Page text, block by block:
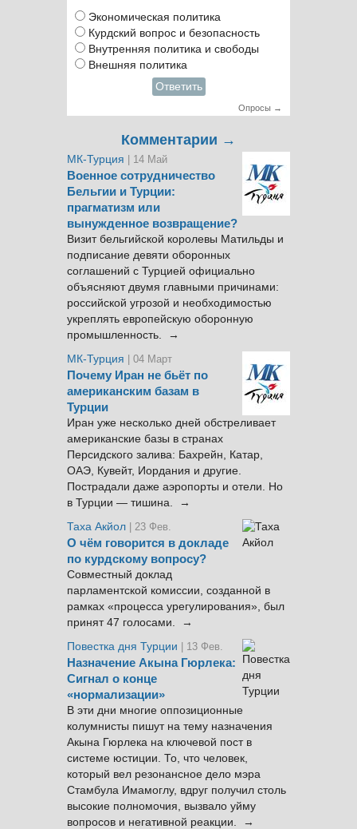
Экономическая политика
Курдский вопрос и безопасность
Внутренняя политика и свободы
Внешняя политика
Ответить
Опросы →
Комментарии →
МК-Турция | 14 Май
Военное сотрудничество
Бельгии и Турции:
прагматизм или
вынужденное возвращение?
Визит бельгийской королевы Матильды и
подписание девяти оборонных
соглашений с Турцией официально
объясняют двумя главными причинами:
российской угрозой и необходимостью
укреплять европейскую оборонную
промышленность. →
МК-Турция
| 04 Март
Почему Иран не бьёт по
американским базам в
Турции
Иран уже несколько дней обстреливает
американские базы в странах
Персидского залива: Бахрейн, Катар,
ОАЭ, Кувейт, Иордания и другие.
Пострадали даже аэропорты и отели. Но
в Турции — тишина. →
Таха Акйол | 23 Фев.
О чём говорится в докладе
по курдскому вопросу?
Совместный доклад
парламентской комиссии, созданной в
рамках «процесса урегулирования», был
принят 47 голосами. →
Повестка дня Турции
| 13 Фев.
Назначение Акына Гюрлека:
Сигнал о конце
«нормализации»
В эти дни многие оппозиционные
колумнисты пишут на тему назначения
Акына Гюрлека на ключевой пост в
системе юстиции. То, что человек,
который вел резонансное дело мэра
Стамбула Имамоглу, вдруг получил столь
высокие полномочия, вызвало уйму
вопросов и негативной реакции. →